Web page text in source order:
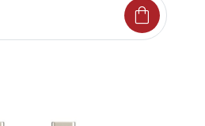
shopping_bag